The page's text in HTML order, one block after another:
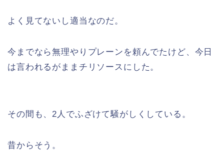
よく見てないし適当なのだ。
今までなら無理やりプレーンを頼んでたけど、今日
は言われるがままチリソースにした。
その間も、2人でふざけて騒がしくしている。
昔からそう。